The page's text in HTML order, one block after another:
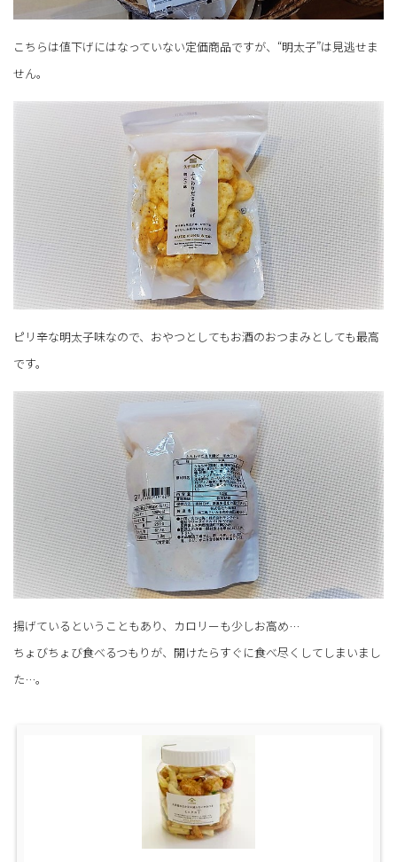
こちらは値下げにはなっていない定価商品ですが、“明太子”は見逃せま
せん。
ピリ辛な明太子味なので、おやつとしてもお酒のおつまみとしても最高
です。
揚げているということもあり、カロリーも少しお高め…
ちょびちょび食べるつもりが、開けたらすぐに食べ尽くしてしまいまし
た…。